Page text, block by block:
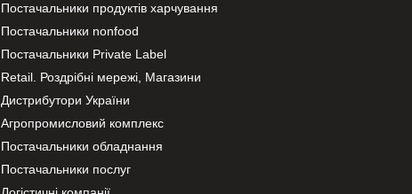
Постачальники продуктів харчування
Постачальники nonfood
Постачальники Private Label
Retail. Роздрібні мережі, Магазини
Дистрибутори України
Агропромисловий комплекс
Постачальники обладнання
Постачальники послуг